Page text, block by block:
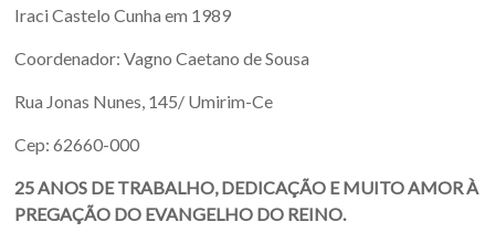
Iraci Castelo Cunha em 1989
Coordenador: Vagno Caetano de Sousa
Rua Jonas Nunes, 145/ Umirim-Ce
Cep: 62660-000
25 ANOS DE TRABALHO, DEDICAÇÃO E MUITO AMOR À
PREGAÇÃO DO EVANGELHO DO REINO.